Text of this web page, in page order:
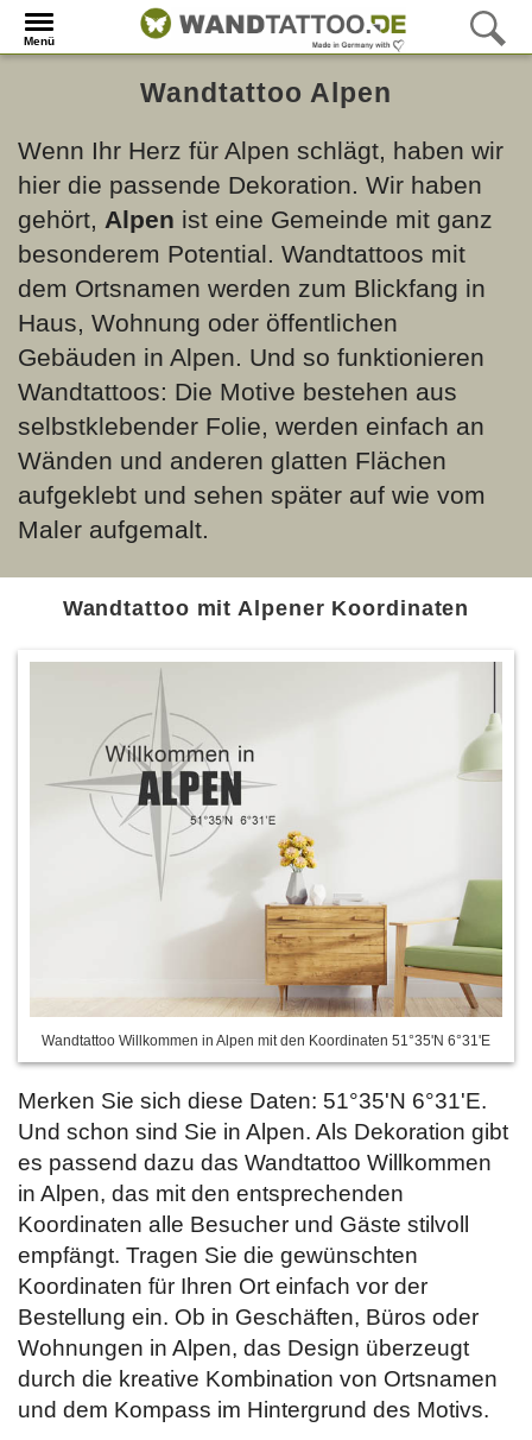
Menü
Wandtattoo Alpen
Wenn Ihr Herz für Alpen schlägt, haben wir
hier die passende Dekoration. Wir haben
gehört, Alpen ist eine Gemeinde mit ganz
besonderem Potential. Wandtattoos mit
dem Ortsnamen werden zum Blickfang in
Haus, Wohnung oder öffentlichen
Gebäuden in Alpen. Und so funktionieren
Wandtattoos: Die Motive bestehen aus
selbstklebender Folie, werden einfach an
Wänden und anderen glatten Flächen
aufgeklebt und sehen später auf wie vom
Maler aufgemalt.
Wandtattoo mit Alpener Koordinaten
Wandtattoo Willkommen in Alpen mit den Koordinaten 51°35'N 6°31'E
Merken Sie sich diese Daten: 51°35'N 6°31'E.
Und schon sind Sie in Alpen. Als Dekoration gibt
es passend dazu das Wandtattoo Willkommen
in Alpen, das mit den entsprechenden
Koordinaten alle Besucher und Gäste stilvoll
empfängt. Tragen Sie die gewünschten
Koordinaten für Ihren Ort einfach vor der
Bestellung ein. Ob in Geschäften, Büros oder
Wohnungen in Alpen, das Design überzeugt
durch die kreative Kombination von Ortsnamen
und dem Kompass im Hintergrund des Motivs.